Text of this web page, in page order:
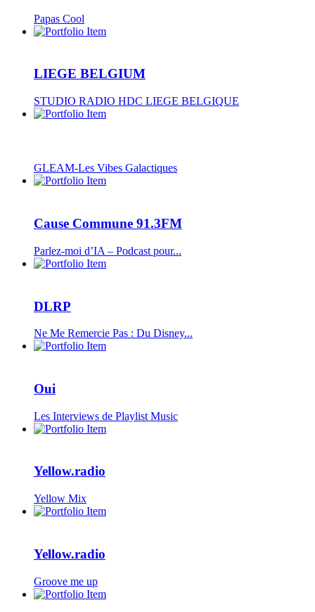
Papas Cool
LIEGE BELGIUM
STUDIO RADIO HDC LIEGE BELGIQUE
GLEAM-Les Vibes Galactiques
Cause Commune 91.3FM
Parlez-moi d’IA – Podcast pour...
DLRP
Ne Me Remercie Pas : Du Disney...
Oui
Les Interviews de Playlist Music
Yellow.radio
Yellow Mix
Yellow.radio
Groove me up